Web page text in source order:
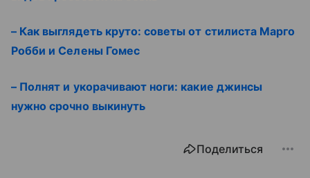
– Как выглядеть круто: советы от стилиста Марго
Робби и Селены Гомес
– Полнят и укорачивают ноги: какие джинсы
нужно срочно выкинуть
Поделиться